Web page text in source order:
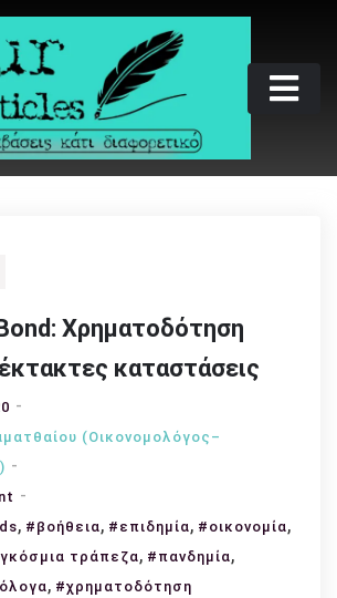
κάτι διαφορετικό
Χρηματοδότηση
καταστάσεις
(Οικονομολόγος–
on
Pandemic
Bond:
Χρηματοδότηση
, #βοήθεια, #επιδημία, #οικονομία,
τράπεζα, #πανδημία,
, #χρηματοδότηση